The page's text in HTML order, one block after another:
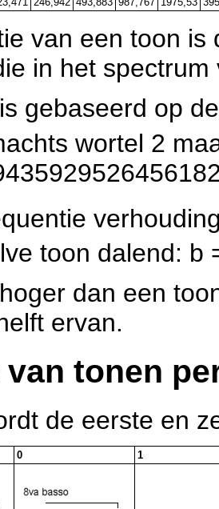
van een toon
in het
gebaseerd op
wortel 2
toon dalend: b
dan een
ervan.
tonen
de eerste en
0 1